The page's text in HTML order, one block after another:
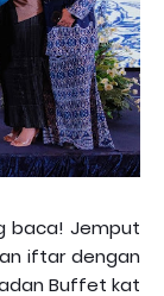
baca! Jemput
iftar dengan
Buffet kat